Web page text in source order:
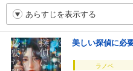
あらすじを表示する
美しい探偵に必
ラノベ